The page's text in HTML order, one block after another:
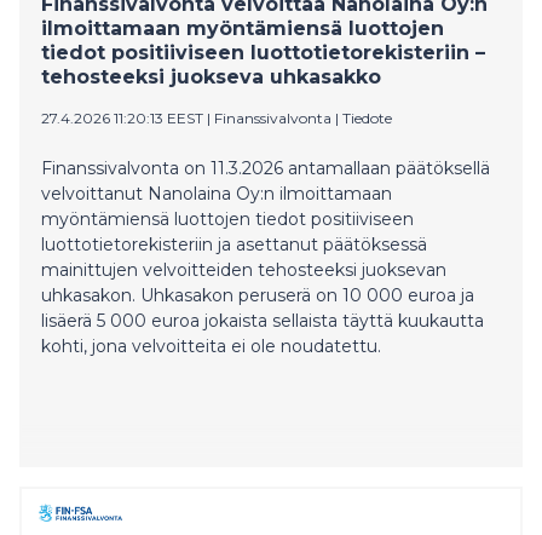
ilmoittamaan myöntämiensä luottojen
tiedot positiiviseen luottotietorekisteriin –
tehosteeksi juokseva uhkasakko
27.4.2026 11:20:13 EEST | Finanssivalvonta | Tiedote
Finanssivalvonta on 11.3.2026 antamallaan päätöksellä
velvoittanut Nanolaina Oy:n ilmoittamaan
myöntämiensä luottojen tiedot positiiviseen
luottotietorekisteriin ja asettanut päätöksessä
mainittujen velvoitteiden tehosteeksi juoksevan
uhkasakon. Uhkasakon peruserä on 10 000 euroa ja
lisäerä 5 000 euroa jokaista sellaista täyttä kuukautta
kohti, jona velvoitteita ei ole noudatettu.